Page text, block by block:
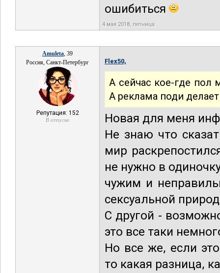
ошибиться
4 мая 2018, пятница
Amuleta, 39
Россия, Санкт-Петербург
Репутация: 152
В отпуске
Flex50,
А сейчас кое-где пол
А реклама поди
Новая для меня
Не знаю что
мир
не нужно в
чужим и
сексуальной
С другой -
это все таки
Но все же, если
то какая разница,